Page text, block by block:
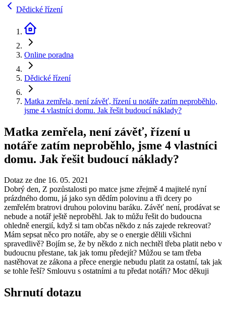
Dědické řízení
Online poradna
Dědické řízení
Matka zemřela, není závěť, řízení u notáře zatím neproběhlo,
jsme 4 vlastníci domu. Jak řešit budoucí náklady?
Matka zemřela, není závěť, řízení u
notáře zatím neproběhlo, jsme 4 vlastníci
domu. Jak řešit budoucí náklady?
Dotaz ze dne 16. 05. 2021
Dobrý den, Z pozůstalosti po matce jsme zřejmě 4 majitelé nyní
prázdného domu, já jako syn dědím polovinu a tři dcery po
zemřelém bratrovi druhou polovinu baráku. Závěť není, prodávat se
nebude a notář ještě neproběhl. Jak to můžu řešit do budoucna
ohledně energií, když si tam občas někdo z nás zajede rekreovat?
Mám sepsat něco pro notáře, aby se o energie dělili všichni
spravedlivě? Bojím se, že by někdo z nich nechtěl třeba platit nebo v
budoucnu přestane, tak jak tomu předejít? Můžou se tam třeba
nastěhovat ze zákona a přece energie nebudu platit za ostatní, tak jak
se tohle řeší? Smlouvu s ostatními a tu předat notáři? Moc děkuji
Shrnutí dotazu